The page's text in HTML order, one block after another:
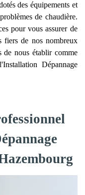
des équipements et
de chaudière.
pour vous assurer de
fiers de nos nombreux
de nous établir comme
Dépannage